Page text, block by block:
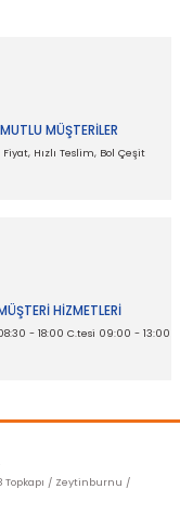
bulunuyor.
MUTLU MÜŞTERİLER
Fiyat, Hızlı Teslim, Bol Çeşit
HİZMETLERİ
- 18:00 C.tesi 09:00 - 13:00
Topkapı / Zeytinburnu /